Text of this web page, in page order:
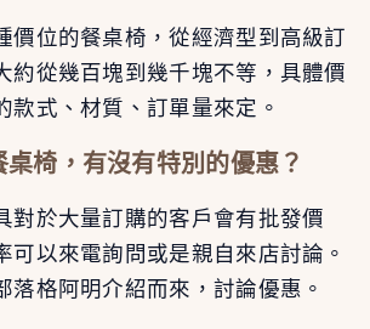
價位的餐桌椅，從經濟型到高級訂
約從幾百塊到幾千塊不等，具體價
款式、材質、訂單量來定。
椅，有沒有特別的優惠？
對於大量訂購的客戶會有批發價
可以來電詢問或是親自來店討論。
落格阿明介紹而來，討論優惠。